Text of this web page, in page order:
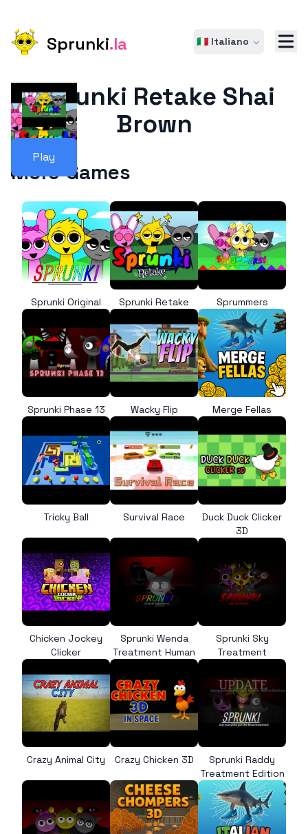
Sprunki.la 🇮🇹 Italiano
Play
Sprunki Retake Shai
Brown
More Games
Sprunki Original Sprunki Retake Sprummers
Sprunki Phase 13 Wacky Flip Merge Fellas
Tricky Ball Survival Race
Duck Duck Clicker
3D
Chicken Jockey
Clicker
Sprunki Wenda
Treatment Human
Sprunki Sky
Treatment
Crazy Animal City Crazy Chicken 3D
Sprunki Raddy
Treatment Edition